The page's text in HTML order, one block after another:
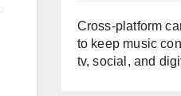
Cross-platform
to keep music
tv, social, and